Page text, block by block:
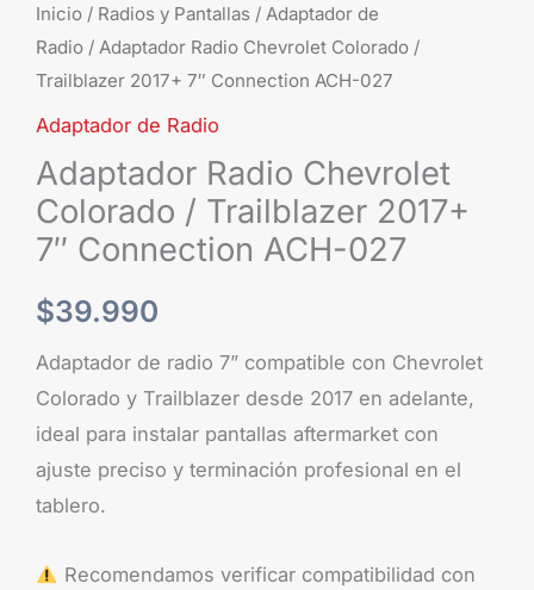
Inicio / Radios y Pantallas / Adaptador de
Radio / Adaptador Radio Chevrolet Colorado /
Trailblazer 2017+ 7″ Connection ACH-027
Adaptador de Radio
Adaptador Radio Chevrolet
Colorado / Trailblazer 2017+
7″ Connection ACH-027
$39.990
Adaptador de radio 7” compatible con Chevrolet
Colorado y Trailblazer desde 2017 en adelante,
ideal para instalar pantallas aftermarket con
ajuste preciso y terminación profesional en el
tablero.
Recomendamos verificar compatibilidad con